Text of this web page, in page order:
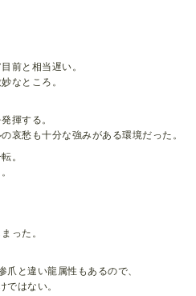
前と相当遅い。
なところ。
揮する。
哀愁も十分な強みがある環境だった。
。
った。
と違い龍属性もあるので、
ではない。